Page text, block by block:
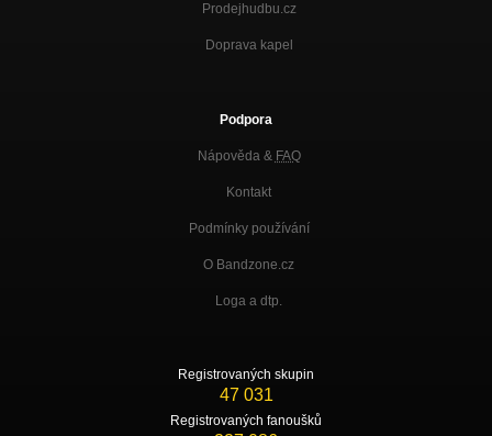
Prodejhudbu.cz
Doprava kapel
Podpora
Nápověda & FAQ
Kontakt
Podmínky používání
O Bandzone.cz
Loga a dtp.
Registrovaných skupin
47 031
Registrovaných fanoušků